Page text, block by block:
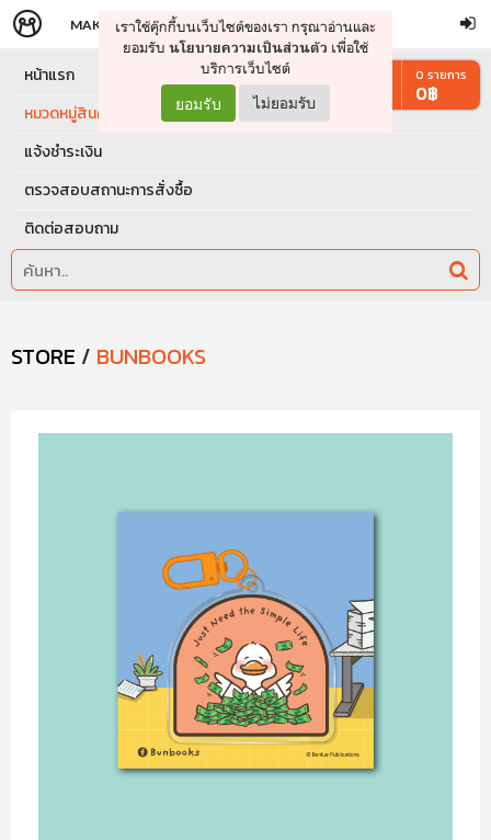
จัดการรถเข็น ดำเนินการต่อ
MAKERS STORE
เราใช้คุ๊กกี้บนเว็บไซต์ของเรา กรุณาอ่านและ
ยอมรับ นโยบายความเป็นส่วนตัว เพื่อใช้
บริการเว็บไซต์
ยอมรับ ไม่ยอมรับ
หน้าแรก
หมวดหมู่สินค้า
แจ้งชำระเงิน
ตรวจสอบสถานะการสั่งซื้อ
ติดต่อสอบถาม
0 รายการ
0฿
STORE / BUNBOOKS